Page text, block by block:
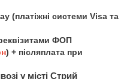
(платіжні системи Visa та
ФОП
) + післяплата при
у місті Стрий